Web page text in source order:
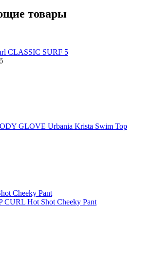
товары
CLASSIC SURF 5
GLOVE Urbania Krista Swim Top
CURL Hot Shot Cheeky Pant